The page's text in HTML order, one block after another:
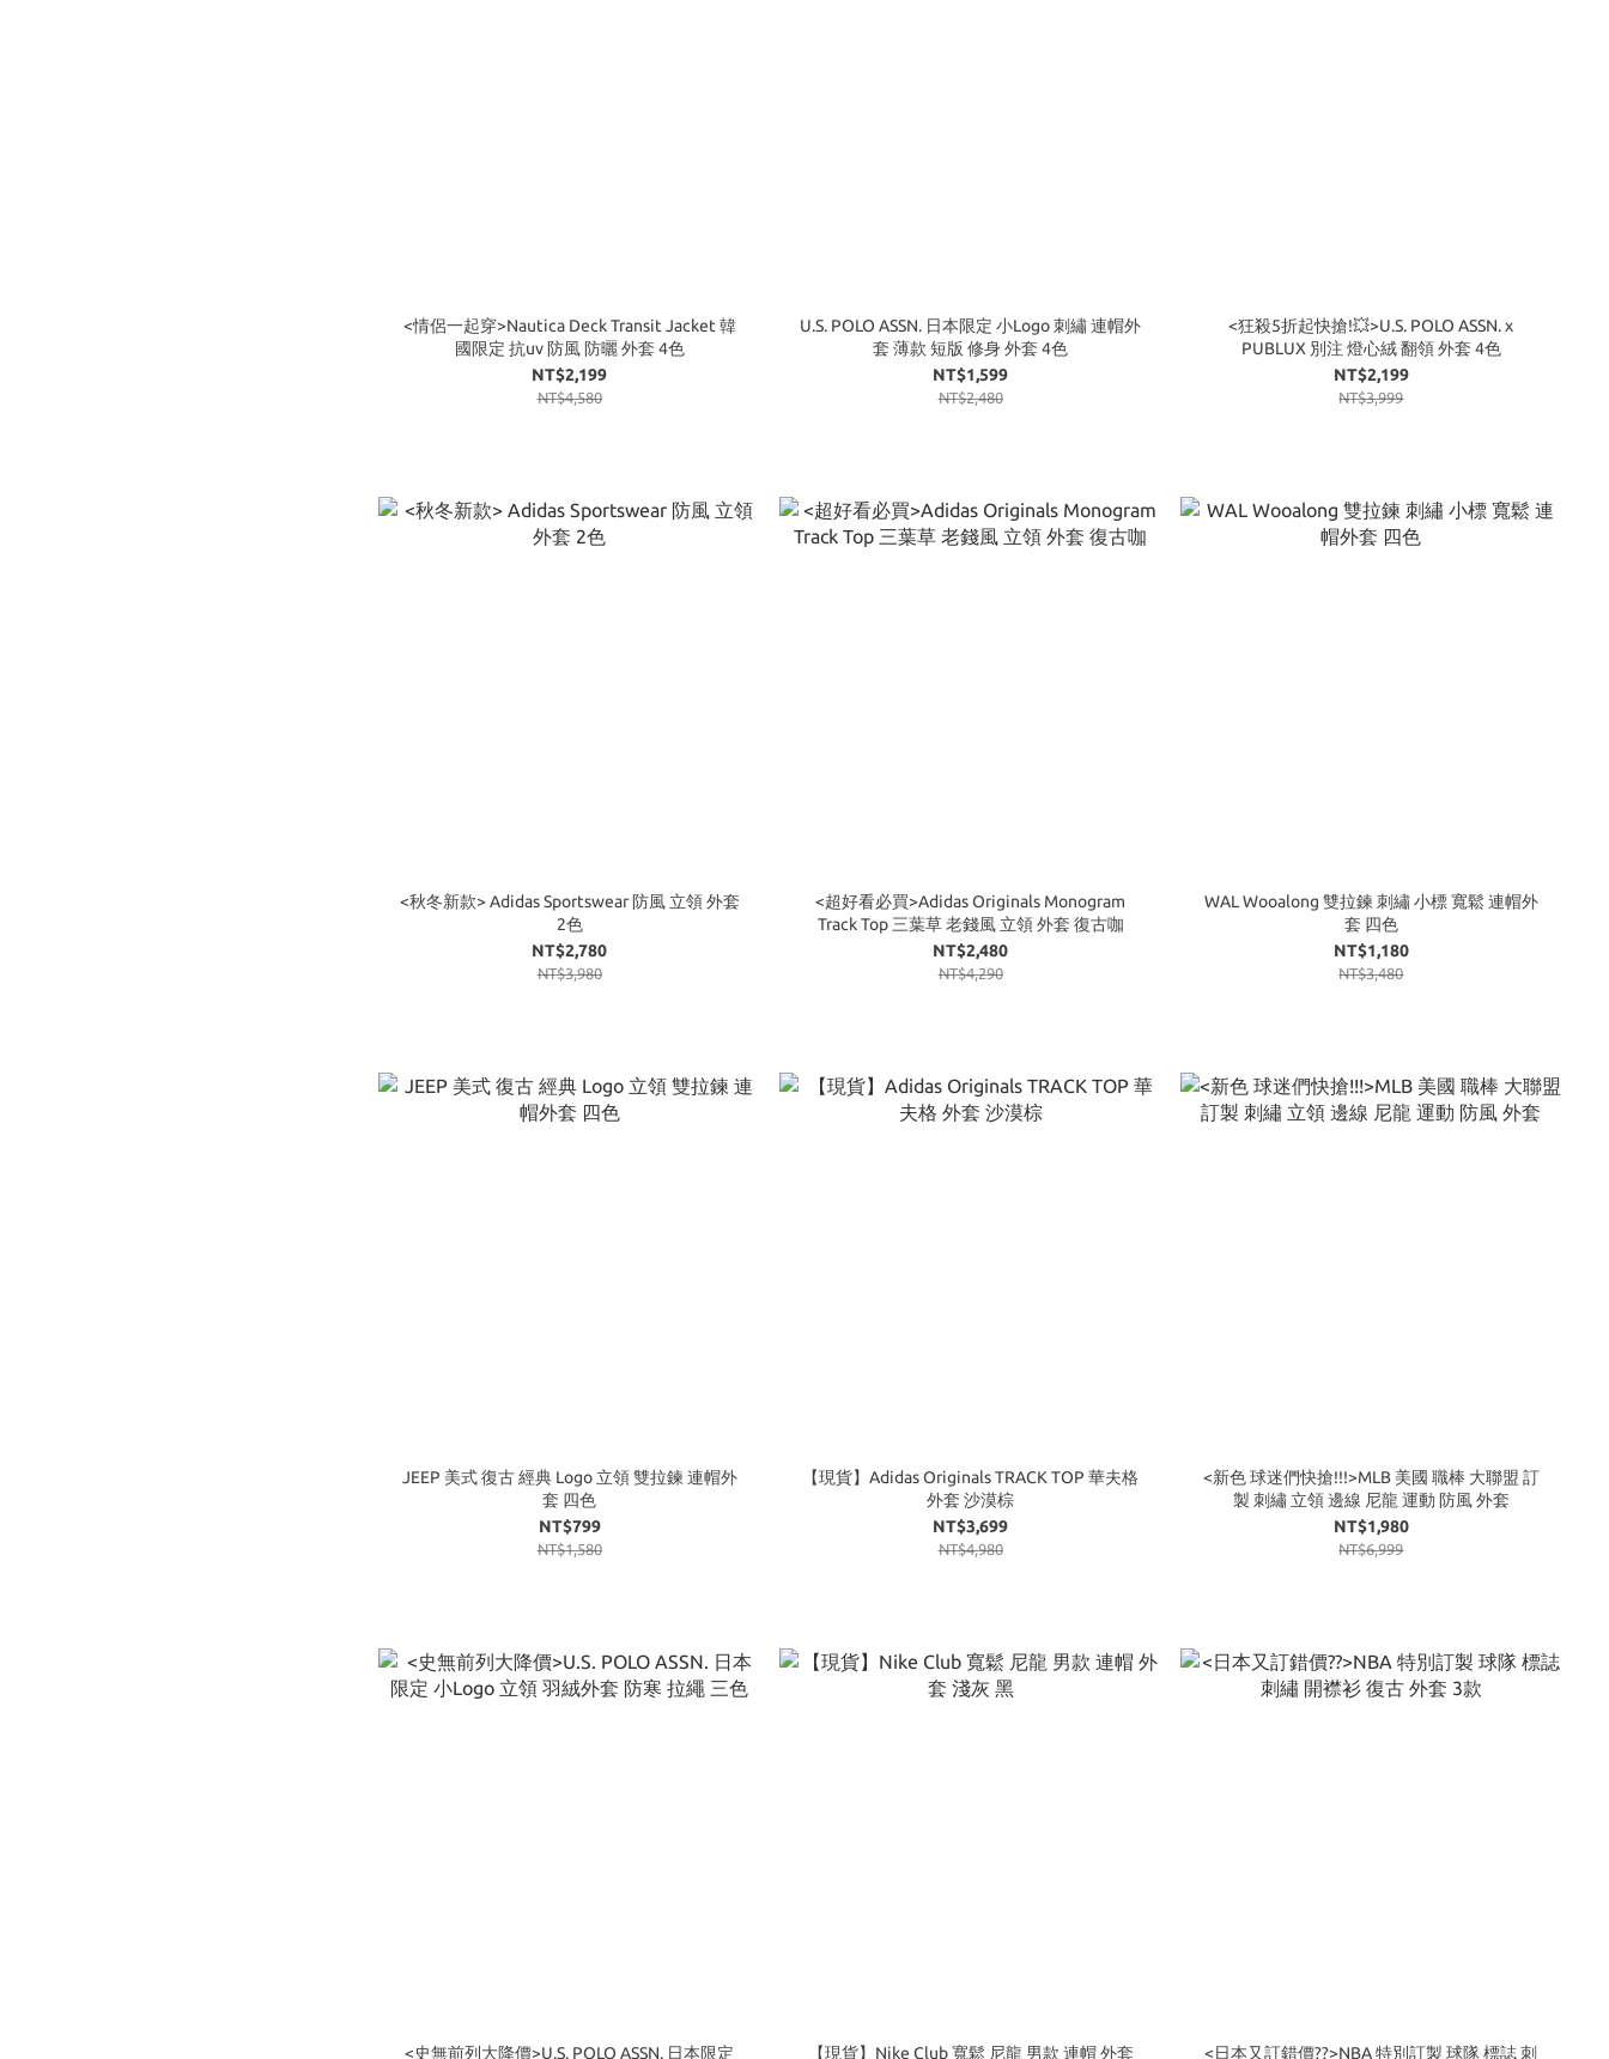
<情侶一起穿>Nautica Deck Transit Jacket 韓
國限定 抗uv 防風 防曬 外套 4色
NT$2,199
NT$4,580
U.S. POLO ASSN. 日本限定 小Logo 刺繡 連帽外
套 薄款 短版 修身 外套 4色
NT$1,599
NT$2,480
<狂殺5折起快搶!💥>U.S. POLO ASSN. x
PUBLUX 別注 燈心絨 翻領 外套 4色
NT$2,199
NT$3,999
<秋冬新款> Adidas Sportswear 防風 立領 外套
2色
NT$2,780
NT$3,980
<超好看必買>Adidas Originals Monogram
Track Top 三葉草 老錢風 立領 外套 復古咖
NT$2,480
NT$4,290
WAL Wooalong 雙拉鍊 刺繡 小標 寬鬆 連帽外
套 四色
NT$1,180
NT$3,480
JEEP 美式 復古 經典 Logo 立領 雙拉鍊 連帽外
套 四色
NT$799
NT$1,580
【現貨】Adidas Originals TRACK TOP 華夫格
外套 沙漠棕
NT$3,699
NT$4,980
<新色 球迷們快搶!!!>MLB 美國 職棒 大聯盟 訂
製 刺繡 立領 邊線 尼龍 運動 防風 外套
NT$1,980
NT$6,999
<史無前列大降價>U.S. POLO ASSN. 日本限定 【現貨】Nike Club 寬鬆 尼龍 男款 連帽 外套 <日本又訂錯價??>NBA 特別訂製 球隊 標誌 刺